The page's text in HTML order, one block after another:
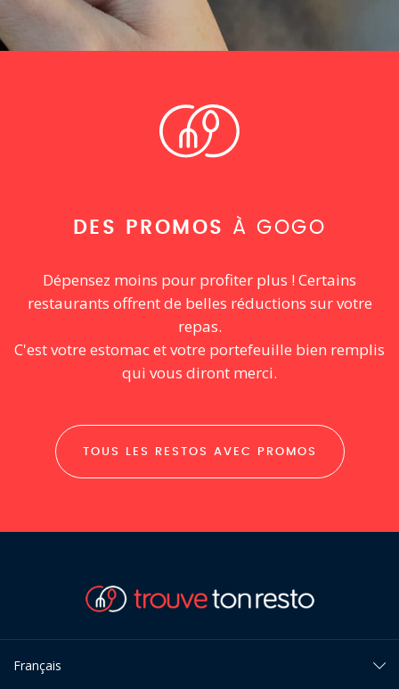
DES PROMOS À GOGO
Dépensez moins pour profiter plus ! Certains
restaurants offrent de belles réductions sur votre
repas.
C'est votre estomac et votre portefeuille bien remplis
qui vous diront merci.
TOUS LES RESTOS AVEC PROMOS
Français